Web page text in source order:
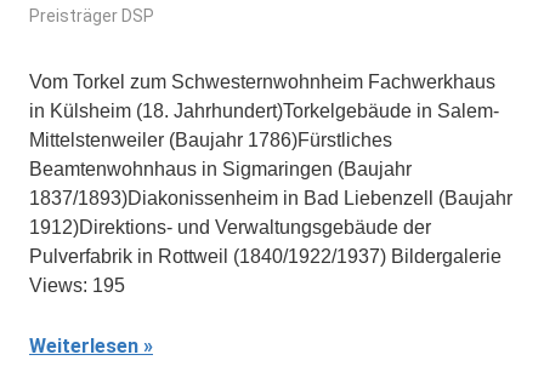
Preisträger DSP
Vom Torkel zum Schwesternwohnheim Fachwerkhaus
in Külsheim (18. Jahrhundert)Torkelgebäude in Salem-
Mittelstenweiler (Baujahr 1786)Fürstliches
Beamtenwohnhaus in Sigmaringen (Baujahr
1837/1893)Diakonissenheim in Bad Liebenzell (Baujahr
1912)Direktions- und Verwaltungsgebäude der
Pulverfabrik in Rottweil (1840/1922/1937) Bildergalerie
Views: 195
Weiterlesen